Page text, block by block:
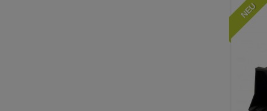
NEU